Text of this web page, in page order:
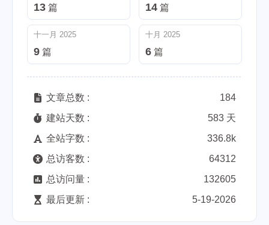
13 篇 14 篇
十一月 2025
9 篇
十月 2025
6 篇
文章总数 :
184
建站天数 :
583 天
全站字数 :
336.8k
总访客数 :
64312
总访问量 :
132605
最后更新 :
5-19-2026